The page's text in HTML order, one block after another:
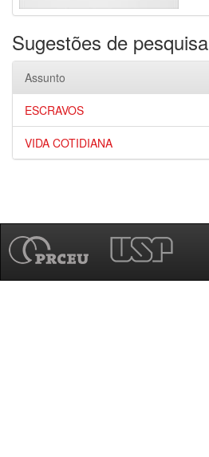
Sugestões de pesquisa
Assunto
ESCRAVOS
VIDA COTIDIANA